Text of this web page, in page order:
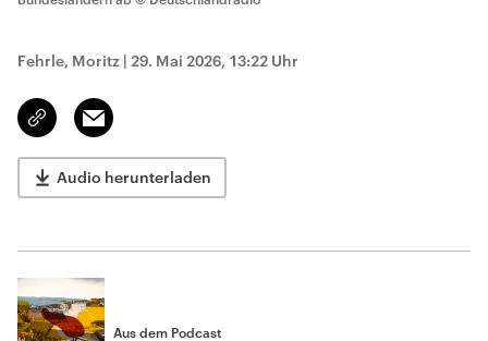
Fehrle, Moritz | 29. Mai 2026, 13:22 Uhr
Link
kopieren/teilen
Email
Audio herunterladen
Aus dem Podcast